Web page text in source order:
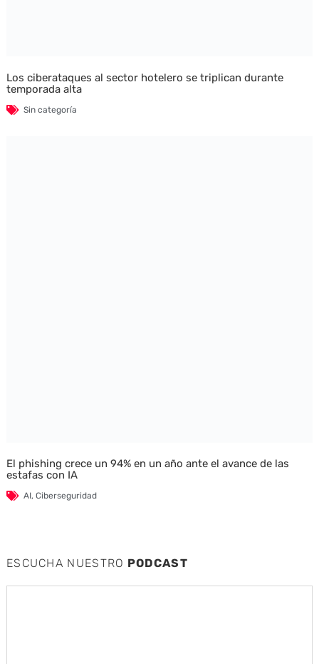
Los ciberataques al sector hotelero se triplican durante
temporada alta
Sin categoría
El phishing crece un 94% en un año ante el avance de las
estafas con IA
AI, Ciberseguridad
ESCUCHA NUESTRO PODCAST